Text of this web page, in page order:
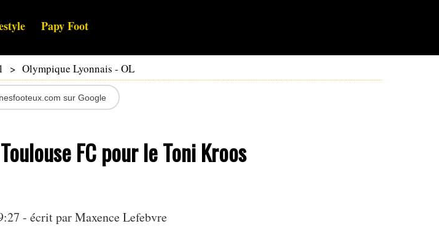
Papy Foot
> Olympique Lyonnais - OL
sur Google
FC pour le Toni Kroos
- écrit parMaxence Lefebvre